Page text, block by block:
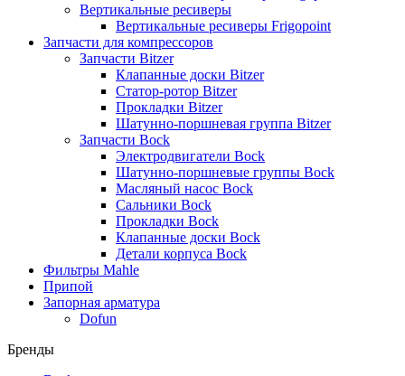
Вертикальные ресиверы
Вертикальные ресиверы Frigopoint
Запчасти для компрессоров
Запчасти Bitzer
Клапанные доски Bitzer
Статор-ротор Bitzer
Прокладки Bitzer
Шатунно-поршневая группа Bitzer
Запчасти Bock
Электродвигатели Bock
Шатунно-поршневые группы Bock
Масляный насос Bock
Сальники Bock
Прокладки Bock
Клапанные доски Bock
Детали корпуса Bock
Фильтры Mahle
Припой
Запорная арматура
Dofun
Бренды